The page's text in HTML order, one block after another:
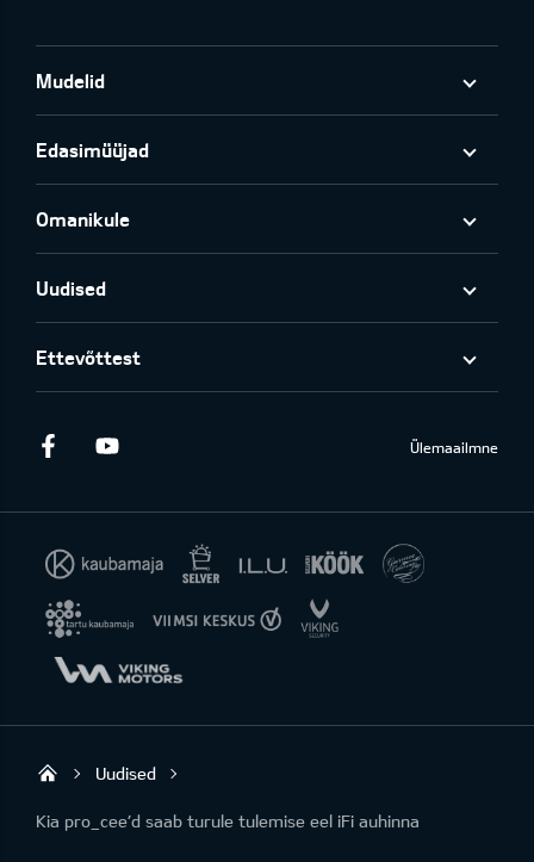
Mudelid
Edasimüüjad
Omanikule
Uudised
Ettevõttest
Facebook Ülemaailmne
KIA AUTO AS
Uudised
Kia pro_cee’d saab turule tulemise eel iFi auhinna